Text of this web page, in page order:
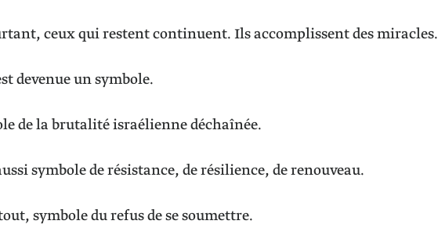
ceux qui restent continuent. Ils accomplissent des miracles.
devenue un symbole.
de la brutalité israélienne déchaînée.
symbole de résistance, de résilience, de renouveau.
symbole du refus de se soumettre.